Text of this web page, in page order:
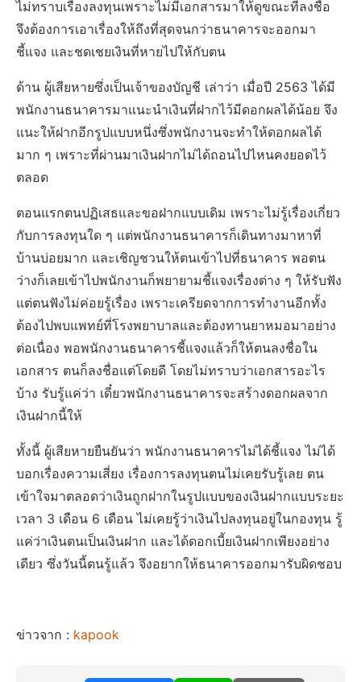
ไม่ทราบเรื่องลงทุนเพราะไม่มีเอกสารมาให้ดูขณะที่ลงชื่อ
จึงต้องการเอาเรื่องให้ถึงที่สุดจนกว่าธนาคารจะออกมา
ชี้แจง และชดเชยเงินที่หายไปให้กับตน
ด้าน ผู้เสียหายซึ่งเป็นเจ้าของบัญชี เล่าว่า เมื่อปี 2563 ได้มี
พนักงานธนาคารมาแนะนำเงินที่ฝากไว้มีดอกผลได้น้อย จึง
แนะให้ฝากอีกรูปแบบหนึ่งซึ่งพนักงานจะทำให้ดอกผลได้
มาก ๆ เพราะที่ผ่านมาเงินฝากไม่ได้ถอนไปไหนคงยอดไว้
ตลอด
ตอนแรกตนปฏิเสธและขอฝากแบบเดิม เพราะไม่รู้เรื่องเกี่ยว
กับการลงทุนใด ๆ แต่พนักงานธนาคารก็เดินทางมาหาที่
บ้านบ่อยมาก และเชิญชวนให้ตนเข้าไปที่ธนาคาร พอตน
ว่างก็เลยเข้าไปพนักงานก็พยายามชี้แจงเรื่องต่าง ๆ ให้รับฟัง
แต่ตนฟังไม่ค่อยรู้เรื่อง เพราะเครียดจากการทำงานอีกทั้ง
ต้องไปพบแพทย์ที่โรงพยาบาลและต้องทานยาหมอมาอย่าง
ต่อเนื่อง พอพนักงานธนาคารชี้แจงแล้วก็ให้ตนลงชื่อใน
เอกสาร ตนก็ลงชื่อแต่โดยดี โดยไม่ทราบว่าเอกสารอะไร
บ้าง รับรู้แค่ว่า เดี๋ยวพนักงานธนาคารจะสร้างดอกผลจาก
เงินฝากนี้ให้
ทั้งนี้ ผู้เสียหายยืนยันว่า พนักงานธนาคารไม่ได้ชี้แจง ไม่ได้
บอกเรื่องความเสี่ยง เรื่องการลงทุนตนไม่เคยรับรู้เลย ตน
เข้าใจมาตลอดว่าเงินถูกฝากในรูปแบบของเงินฝากแบบระยะ
เวลา 3 เดือน 6 เดือน ไม่เคยรู้ว่าเงินไปลงทุนอยู่ในกองทุน รู้
แค่ว่าเงินตนเป็นเงินฝาก และได้ดอกเบี้ยเงินฝากเพียงอย่าง
เดียว ซึ่งวันนี้ตนรู้แล้ว จึงอยากให้ธนาคารออกมารับผิดชอบ
ข่าวจาก : kapook